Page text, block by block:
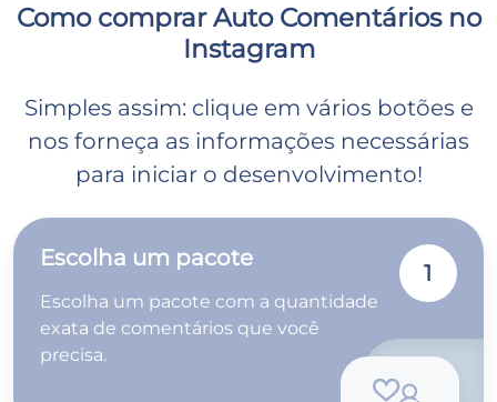
Como comprar Auto Comentários no
Instagram
Simples assim: clique em vários botões e
nos forneça as informações necessárias
para iniciar o desenvolvimento!
Escolha um pacote
Escolha um pacote com a quantidade
exata de comentários que você
precisa.
1